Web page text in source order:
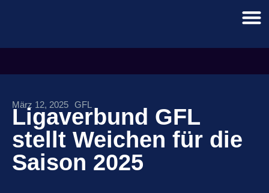
März 12, 2025 GFL
Ligaverbund GFL
stellt Weichen für die
Saison 2025